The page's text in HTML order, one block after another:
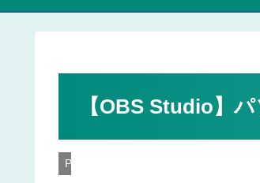
【OBS Studio】
PC